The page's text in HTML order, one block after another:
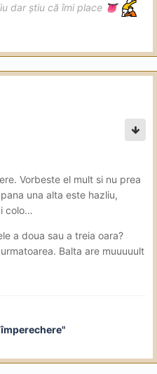
dar știu că îmi place 👅
Vorbeste el mult si nu prea
una alta este hazliu,
colo…
a doua sau a treia oara?
Balta are muuuuult